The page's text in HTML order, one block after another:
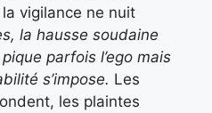
vigilance ne nuit
la hausse soudaine
parfois l’ego mais
s’impose. Les
les plaintes